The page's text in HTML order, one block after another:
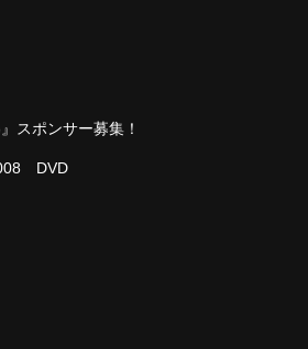
スポンサー募集！
DVD